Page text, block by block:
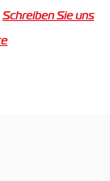
Schreiben Sie uns